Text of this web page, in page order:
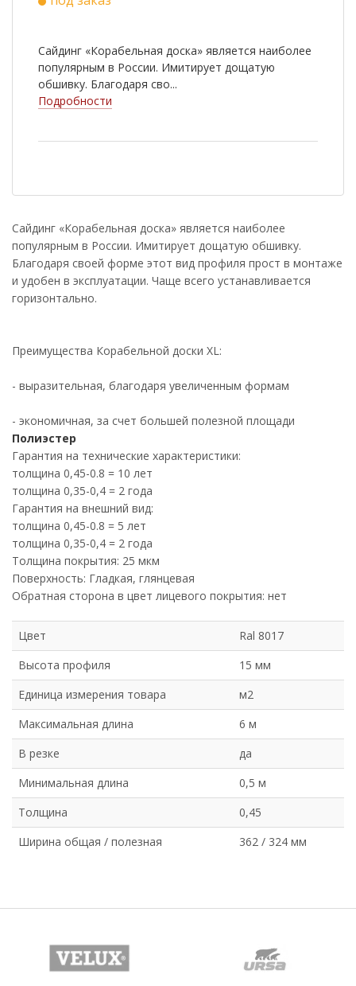
Сайдинг «Корабельная доска» является наиболее
популярным в России. Имитирует дощатую
обшивку. Благодаря сво...
Подробности
Сайдинг «Корабельная доска» является наиболее
популярным в России. Имитирует дощатую обшивку.
Благодаря своей форме этот вид профиля прост в монтаже
и удобен в эксплуатации. Чаще всего устанавливается
горизонтально.
Преимущества Корабельной доски XL:
- выразительная, благодаря увеличенным формам
- экономичная, за счет большей полезной площади
Полиэстер
Гарантия на технические характеристики:
толщина 0,45-0.8 = 10 лет
толщина 0,35-0,4 = 2 года
Гарантия на внешний вид:
толщина 0,45-0.8 = 5 лет
толщина 0,35-0,4 = 2 года
Толщина покрытия: 25 мкм
Поверхность: Гладкая, глянцевая
Обратная сторона в цвет лицевого покрытия: нет
Цвет
Ral 8017
Высота профиля
15 мм
Единица измерения товара
м2
Максимальная длина
6 м
В резке
да
Минимальная длина
0,5 м
Толщина
0,45
Ширина общая / полезная
362 / 324 мм